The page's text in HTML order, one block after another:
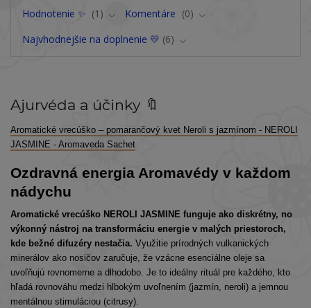
Hodnotenie ✨
1 Komentáre
0
Najvhodnejšie na doplnenie 💛 6
Ajurvéda a účinky 🔖
Aromatické vrecúško – pomarančový kvet Neroli s jazmínom - NEROLI
JASMINE - Aromaveda Sachet
Ozdravná energia Aromavédy v každom
nádychu
Aromatické vrecúško NEROLI JASMINE funguje ako diskrétny, no
výkonný nástroj na transformáciu energie v malých priestoroch,
kde bežné difuzéry nestačia. Využitie prírodných vulkanických
minerálov ako nosičov zaručuje, že vzácne esenciálne oleje sa
uvoľňujú rovnomerne a dlhodobo. Je to ideálny rituál pre každého, kto
hľadá rovnováhu medzi hlbokým uvoľnením (jazmín, neroli) a jemnou
mentálnou stimuláciou (citrusy).